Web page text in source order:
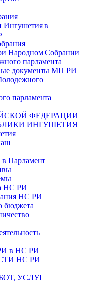
Ингушетия в
Народном Собрании
парламента
документы МП РИ
парламента
ФЕДЕРАЦИИ
ИНГУШЕТИЯ
в Парламент
НС РИ
НС РИ
бюджета
в НС РИ
НС РИ
УСЛУГ